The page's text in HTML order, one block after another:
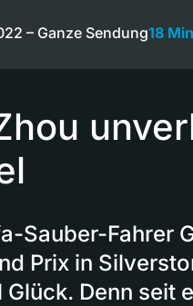
– Ganze Sendung18 Min
Sauber-Fahrer
Prix in
Denn seit